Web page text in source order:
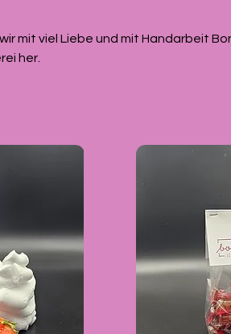
mit viel Liebe und mit Handarbeit
her.